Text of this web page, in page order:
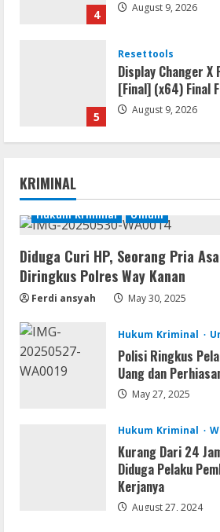
4 August 9, 2026
5
Resettools
Display Changer
[Final] (x64) Final
August 9, 2026
1
.torrent
August 9, 2026
Movies
CAMRip 4KUHD
August 9, 2026
Umum
Satreskrim Polres
Kasus
Tersangka Ayah
August 9, 2026
Coop
Uncharted:
Collection
KRIMINAL
Hukum Kriminal Umum
Diduga Curi HP, Seorang Pria
Diringkus Polres Way Kanan
Ferdi ansyah May 30, 2025
Hukum Kriminal
Polisi Ringkus
Uang dan
May 27, 2025
Hukum Kriminal
Kurang Dari 24
Diduga Pelaku
Kerjanya
August 27, 2024